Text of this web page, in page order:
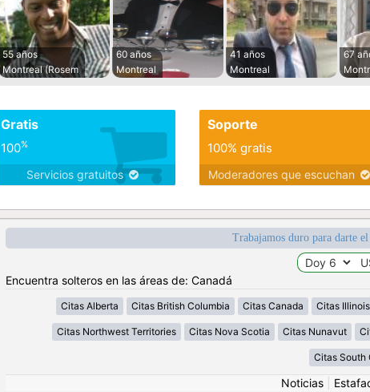
55 años
Montreal (Rosem
60 años
Montreal
41 años
Montreal
67
Gratis
100%
Servicios gratuitos
Soporte
100% gratis
Moderadores que escuchan
Trabajamos duro para darte
Encuentra solteros en las áreas de: Canadá
Citas Alberta Citas British Columbia Citas Canada Citas Illinois
Citas Northwest Territories Citas Nova Scotia Citas Nunavut
Citas South
Noticias